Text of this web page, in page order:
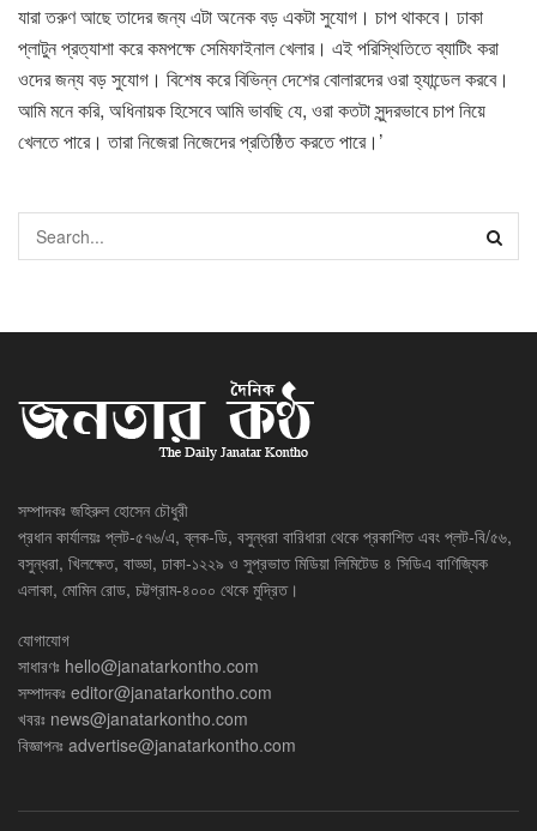
যারা তরুণ আছে তাদের জন্য এটা অনেক বড় একটা সুযোগ। চাপ থাকবে। ঢাকা
প্লাটুন প্রত্যাশা করে কমপক্ষে সেমিফাইনাল খেলার। এই পরিস্থিতিতে ব্যাটিং করা
ওদের জন্য বড় সুযোগ। বিশেষ করে বিভিন্ন দেশের বোলারদের ওরা হ্যান্ডেল করবে।
আমি মনে করি, অধিনায়ক হিসেবে আমি ভাবছি যে, ওরা কতটা সুন্দরভাবে চাপ নিয়ে
খেলতে পারে। তারা নিজেরা নিজেদের প্রতিষ্ঠিত করতে পারে।’
সম্পাদকঃ জহিরুল হোসেন চৌধুরী
প্রধান কার্যালয়ঃ প্লট-৫৭৬/এ, ব্লক-ডি, বসুন্ধরা বারিধারা থেকে প্রকাশিত এবং প্লট-বি/৫৬,
বসুন্ধরা, খিলক্ষেত, বাড্ডা, ঢাকা-১২২৯ ও সুপ্রভাত মিডিয়া লিমিটেড ৪ সিডিএ বাণিজ্যিক
এলাকা, মোমিন রোড, চট্টগ্রাম-৪০০০ থেকে মুদ্রিত।
যোগাযোগ
সাধারণঃ hello@janatarkontho.com
সম্পাদকঃ editor@janatarkontho.com
খবরঃ news@janatarkontho.com
বিজ্ঞাপনঃ advertise@janatarkontho.com